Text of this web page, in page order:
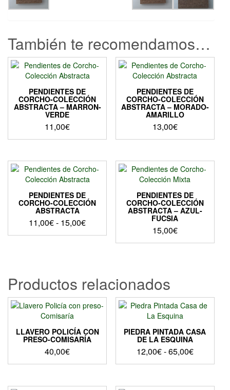
También te recomendamos…
PENDIENTES DE
CORCHO-COLECCIÓN
ABSTRACTA – MARRON-
VERDE
11,00€
PENDIENTES DE
CORCHO-COLECCIÓN
ABSTRACTA – MORADO-
AMARILLO
13,00€
PENDIENTES DE
CORCHO-COLECCIÓN
ABSTRACTA
11,00€- 15,00€Rango
de
hasta
15,00€
Este
variantes.
Las
opciones
se
pueden
elegir
en
la
PENDIENTES DE
CORCHO-COLECCIÓN
ABSTRACTA – AZUL-
FUCSIA
15,00€
Productos relacionados
LLAVERO POLICÍA CON
PRESO-COMISARÍA
40,00€
PIEDRA PINTADA CASA
DE LA ESQUINA
12,00€-65,00€Rango
de
desde
Este
tiene